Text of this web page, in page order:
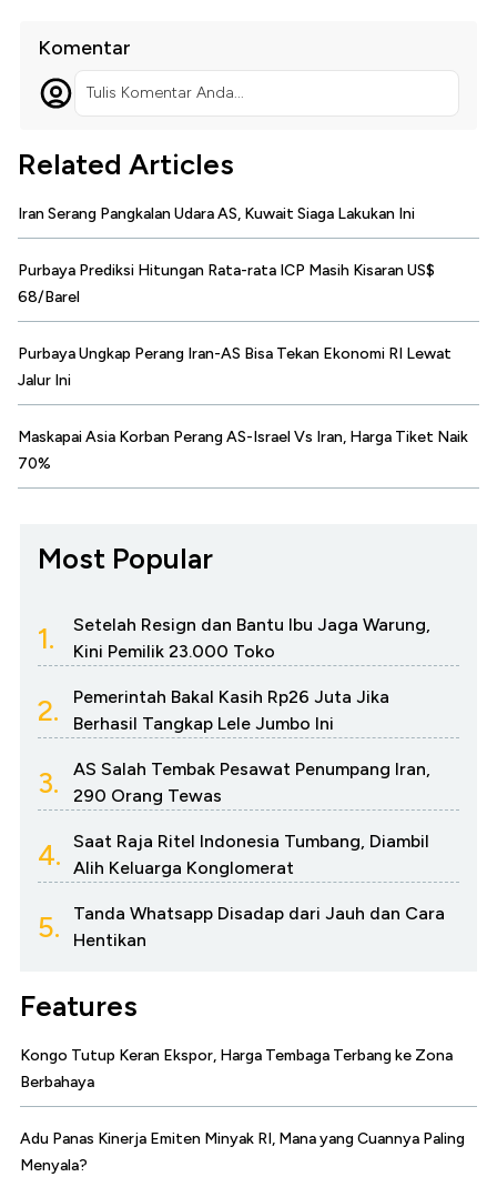
Komentar
Tulis Komentar Anda...
Related Articles
Iran Serang Pangkalan Udara AS, Kuwait Siaga Lakukan Ini
Purbaya Prediksi Hitungan Rata-rata ICP Masih Kisaran US$
68/Barel
Purbaya Ungkap Perang Iran-AS Bisa Tekan Ekonomi RI Lewat
Jalur Ini
Maskapai Asia Korban Perang AS-Israel Vs Iran, Harga Tiket Naik
70%
Most Popular
1.
Setelah Resign dan Bantu Ibu Jaga Warung,
Kini Pemilik 23.000 Toko
2.
Pemerintah Bakal Kasih Rp26 Juta Jika
Berhasil Tangkap Lele Jumbo Ini
3.
AS Salah Tembak Pesawat Penumpang Iran,
290 Orang Tewas
4.
Saat Raja Ritel Indonesia Tumbang, Diambil
Alih Keluarga Konglomerat
5.
Tanda Whatsapp Disadap dari Jauh dan Cara
Hentikan
Features
Kongo Tutup Keran Ekspor, Harga Tembaga Terbang ke Zona
Berbahaya
Adu Panas Kinerja Emiten Minyak RI, Mana yang Cuannya Paling
Menyala?